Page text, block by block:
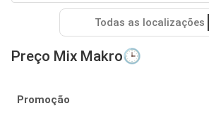
Todas as localizações
Preço Mix Makro🕒
Promoção